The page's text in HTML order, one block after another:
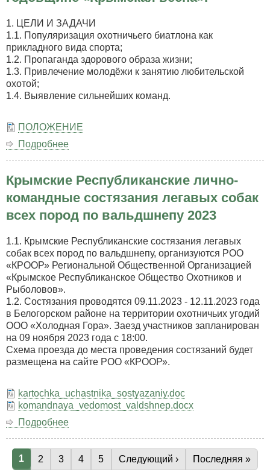
1. ЦЕЛИ И ЗАДАЧИ
1.1. Популяризация охотничьего биатлона как
прикладного вида спорта;
1.2. Пропаганда здорового образа жизни;
1.3. Привлечение молодёжи к занятию любительской
охотой;
1.4. Выявление сильнейших команд.
ПОЛОЖЕНИЕ
Подробнее
на
первенство
Региональной
организации
«Крымское
Республиканское
общество
и
рыболовов»
по
охотничьему
автомобильному
биатлону,
ой
годовщине
Крымские Республиканские лично-
командные состязания легавых собак
всех пород по вальдшнепу 2023
1.1. Крымские Республиканские состязания легавых
собак всех пород по вальдшнепу, организуются РОО
«КРООР» Региональной Общественной Организацией
«Крымское Республиканское Общество Охотников и
Рыболовов».
1.2. Состязания проводятся 09.11.2023 - 12.11.2023 года
в Белогорском районе на территории охотничьих угодий
ООО «Холодная Гора». Заезд участников запланирован
на 09 ноября 2023 года с 18:00.
Схема проезда до места проведения состязаний будет
размещена на сайте РОО «КРООР».
kartochka_uchastnika_sostyazaniy.doc
komandnaya_vedomost_valdshnep.docx
Подробнее
Республиканские
лично-
Нумерация
Текущая страница
1 Страница
2 Страница
3 Страница
4 Страница
5 Следующая страница
Следующий › Последняя
Последняя »